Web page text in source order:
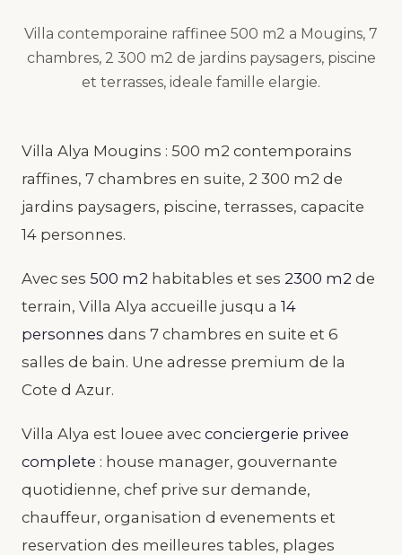
Villa contemporaine raffinee 500 m2 a Mougins, 7
chambres, 2 300 m2 de jardins paysagers, piscine
et terrasses, ideale famille elargie.
Villa Alya Mougins : 500 m2 contemporains
raffines, 7 chambres en suite, 2 300 m2 de
jardins paysagers, piscine, terrasses, capacite
14 personnes.
Avec ses 500 m2 habitables et ses 2300 m2 de
terrain, Villa Alya accueille jusqu a 14
personnes dans 7 chambres en suite et 6
salles de bain. Une adresse premium de la
Cote d Azur.
Villa Alya est louee avec conciergerie privee
complete : house manager, gouvernante
quotidienne, chef prive sur demande,
chauffeur, organisation d evenements et
reservation des meilleures tables, plages